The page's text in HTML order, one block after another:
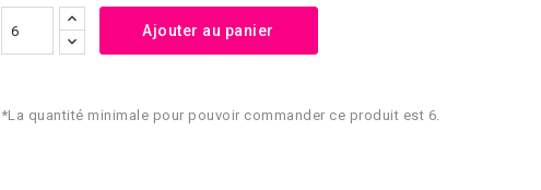
Ajouter au panier
*La quantité minimale pour pouvoir commander ce produit est 6.